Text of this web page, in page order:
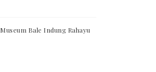
Museum Bale Indung Rahayu